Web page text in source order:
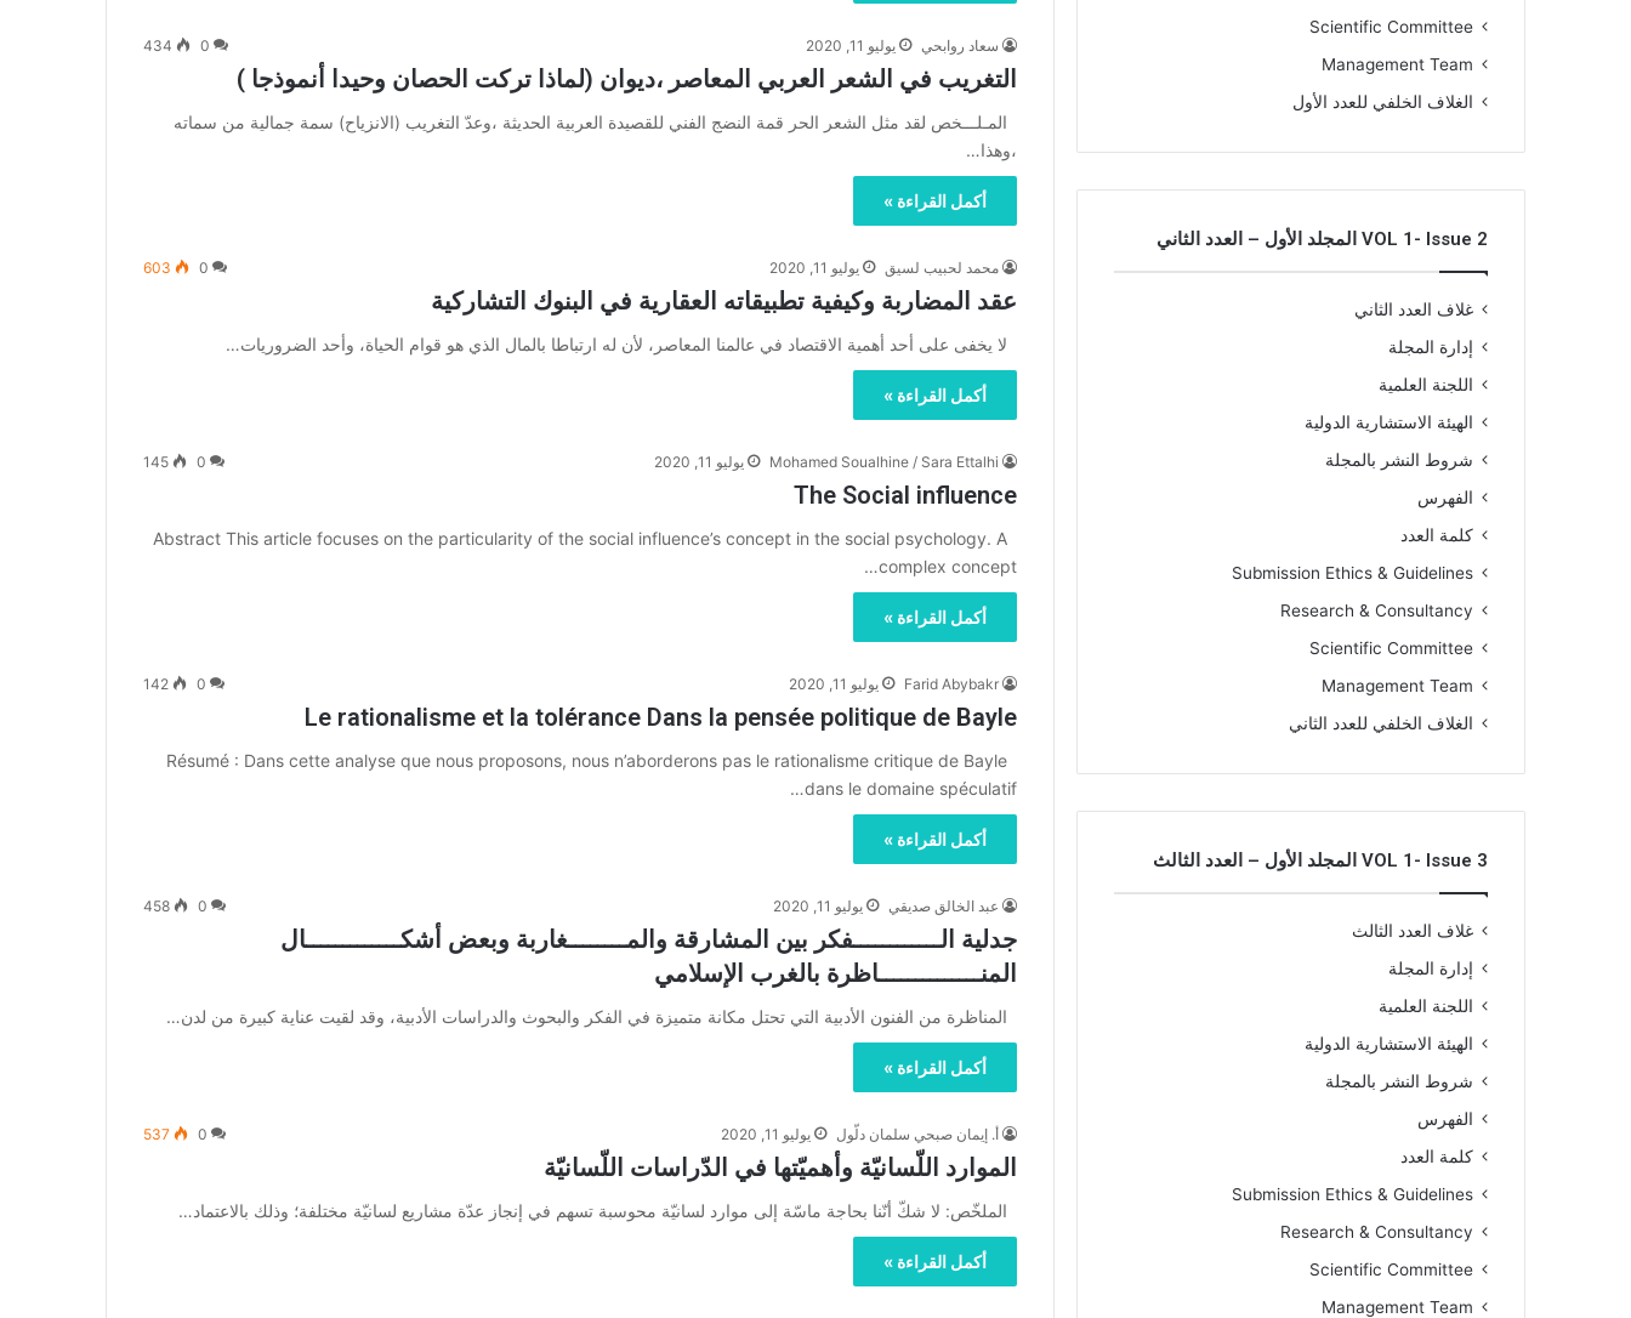
سعاد روابحي يوليو 11, 2020 0
434
التغريب في الشعر العربي المعاصر ،ديوان (لماذا تركت الحصان وحيدا أنموذجا )
المـلـــخص لقد مثل الشعر الحر قمة النضج الفني للقصيدة العربية الحديثة ،وعدّ التغريب (الانزياح) سمة جمالية من سماته
،وهذا…
أكمل القراءة »
محمد لحبيب لسيق يوليو 11, 2020 0
603
عقد المضاربة وكيفية تطبيقاته العقارية في البنوك التشاركية
لا يخفى على أحد أهمية الاقتصاد في عالمنا المعاصر، لأن له ارتباطا بالمال الذي هو قوام الحياة، وأحد الضروريات…
أكمل القراءة »
Mohamed Soualhine / Sara Ettalhi يوليو 11, 2020 0
145
The Social influence
Abstract This article focuses on the particularity of the social influence’s concept in the social psychology. A
complex concept…
أكمل القراءة »
Farid Abybakr يوليو 11, 2020 0
142
Le rationalisme et la tolérance Dans la pensée politique de Bayle
Résumé : Dans cette analyse que nous proposons, nous n’aborderons pas le rationalisme critique de Bayle
dans le domaine spéculatif…
أكمل القراءة »
عبد الخالق صديقي يوليو 11, 2020 0
458
جدلية الــــــــــــفكر بين المشارقة والمــــــــغاربة وبعض أشكـــــــــــــال
المنــــــــــــــاظرة بالغرب الإسلامي
المناظرة من الفنون الأدبية التي تحتل مكانة متميزة في الفكر والبحوث والدراسات الأدبية، وقد لقيت عناية كبيرة من لدن…
أكمل القراءة »
أ. إيمان صبحي سلمان دلّول يوليو 11, 2020 0
537
الموارد اللّسانيّة وأهميّتها في الدّراسات اللّسانيّة
الملخّص: لا شكّ أنّنا بحاجة ماسّة إلى موارد لسانيّة محوسبة تسهم في إنجاز عدّة مشاريع لسانيّة مختلفة؛ وذلك بالاعتماد…
أكمل القراءة »
Scientific Committee
Management Team
الغلاف الخلفي للعدد الأول
VOL 1- Issue 2 المجلد الأول – العدد الثاني
غلاف العدد الثاني
إدارة المجلة
اللجنة العلمية
الهيئة الاستشارية الدولية
شروط النشر بالمجلة
الفهرس
كلمة العدد
Submission Ethics & Guidelines
Research & Consultancy
Scientific Committee
Management Team
الغلاف الخلفي للعدد الثاني
VOL 1- Issue 3 المجلد الأول – العدد الثالث
غلاف العدد الثالث
إدارة المجلة
اللجنة العلمية
الهيئة الاستشارية الدولية
شروط النشر بالمجلة
الفهرس
كلمة العدد
Submission Ethics & Guidelines
Research & Consultancy
Scientific Committee
Management Team